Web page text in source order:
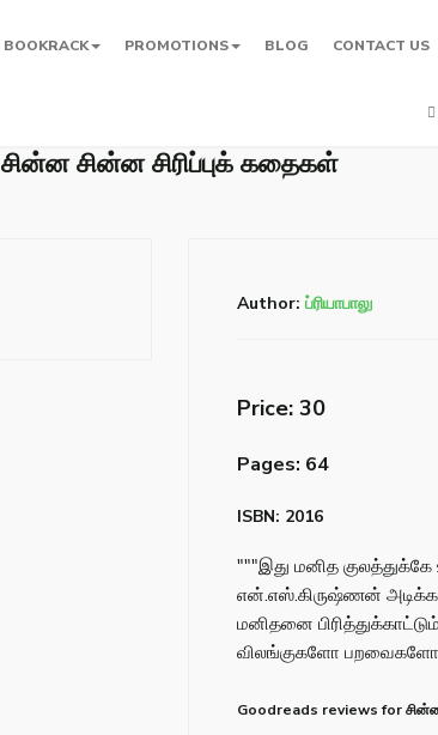
BOOKRACK PROMOTIONS BLOG CONTACT US
சின்ன சின்ன சிரிப்புக் கதைகள்
Author: ப்ரியாபாலு
Price: ₹30
Pages: 64
ISBN: 2016
"""இது மனித
என்.எஸ்.கிருஷ்ணன்
மனிதனை
விலங்குகளோ பறவைகளோ
Goodreads reviews for சின்ன